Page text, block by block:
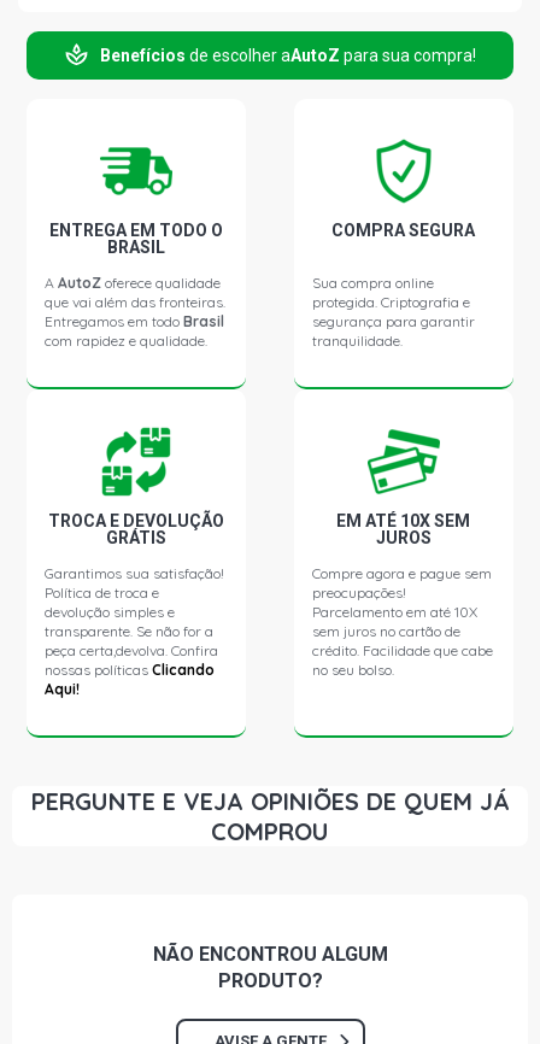
CORSA PICKUP CHAMP MPFI PICKUP 1.6 8V GASOLINA
(1995 - 2001)
CORSA PICKUP EFI GL PICKUP 1.6 8V GASOLINA (1995 -
CORSA PICKUP GL PICKUP 1.6 8V GASOLINA (1995 -
CORSA PICKUP RODEIO PICKUP 1.6 8V GASOLINA (1998
- 2003)
CORSA PICKUP SPORT PICKUP 1.6 8V GASOLINA (2002 -
CORSA PICKUP STD PICKUP 1.6 8V GASOLINA (1998 -
- 2006)
CORSA SEDAN GL SEDAN 1.6 8V GASOLINA (1995 -
2001)
CORSA SEDAN GLS SEDAN 1.6 8V GASOLINA (1996 -
CORSA SEDAN SUPER SEDAN 1.6 8V GASOLINA (2001 -
CORSA SW SUPER SW 1.6 8V GASOLINA (2001 - 2002)
Benefícios de escolher aAutoZ para sua compra!
ENTREGA EM TODO O
BRASIL
AAutoZ oferece qualidade
que vai além das fronteiras.
Entregamos em todoBrasil
com rapidez e qualidade.
COMPRA SEGURA
Sua compra online
protegida. Criptografia e
segurança para garantir
tranquilidade.
TROCA E DEVOLUÇÃO
GRÁTIS
Garantimos sua satisfação!
Política de troca e
devolução simples e
transparente. Se não for a
peça certa,devolva. Confira
nossas políticasClicando
Aqui!
EM ATÉ 10X SEM
JUROS
Compre agora e pague sem
preocupações!
Parcelamento em até 10X
sem juros no cartão de
crédito. Facilidade que cabe
no seu bolso.
PERGUNTE E VEJA OPINIÕES DE QUEM JÁ
COMPROU
NÃO ENCONTROU ALGUM
PRODUTO?
AVISE A GENTE